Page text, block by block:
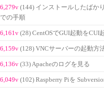
6,279v (144) インストールしたばか
での手順
6,161v (28) CentOSでGUI起動をCUI
6,159v (128) VNCサーバーの起動方
6,136v (33) Apacheのログを見る
6,049v (102) Raspberry Piを